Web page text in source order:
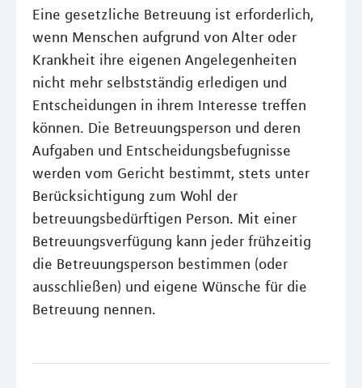
Eine gesetzliche Betreuung ist erforderlich,
wenn Menschen aufgrund von Alter oder
Krankheit ihre eigenen Angelegenheiten
nicht mehr selbstständig erledigen und
Entscheidungen in ihrem Interesse treffen
können. Die Betreuungsperson und deren
Aufgaben und Entscheidungsbefugnisse
werden vom Gericht bestimmt, stets unter
Berücksichtigung zum Wohl der
betreuungsbedürftigen Person. Mit einer
Betreuungsverfügung kann jeder frühzeitig
die Betreuungsperson bestimmen (oder
ausschließen) und eigene Wünsche für die
Betreuung nennen.